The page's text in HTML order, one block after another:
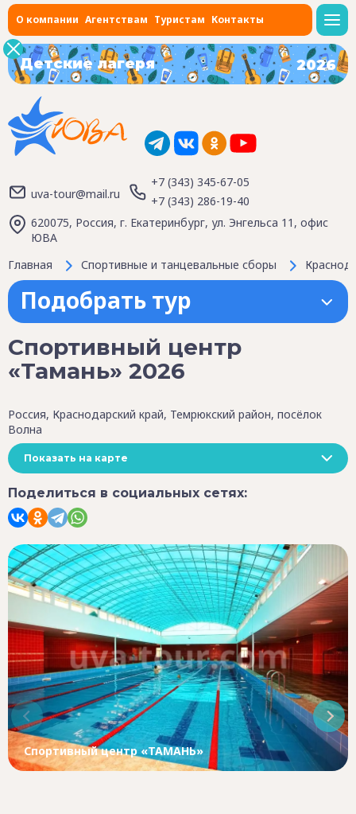
О компании Агентствам Туристам Контакты
Детские лагеря 2026
uva-tour@mail.ru
+7 (343) 345-67-05
+7 (343) 286-19-40
620075, Россия, г. Екатеринбург, ул. Энгельса 11, офис
ЮВА
Главная
Спортивные и танцевальные сборы
Подобрать тур
Спортивный центр
«Тамань» 2026
Россия, Краснодарский край, Темрюкский район, посёлок
Волна
Показать на карте
Поделиться в социальных сетях:
Спортивный центр «ТАМАНЬ»